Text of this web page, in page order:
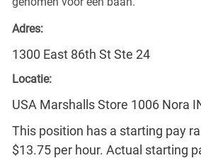
Adres:
1300 East 86th St Ste 24
Locatie:
USA Marshalls Store 1006 Nora
This position has a starting pay
$13.75 per hour. Actual starting